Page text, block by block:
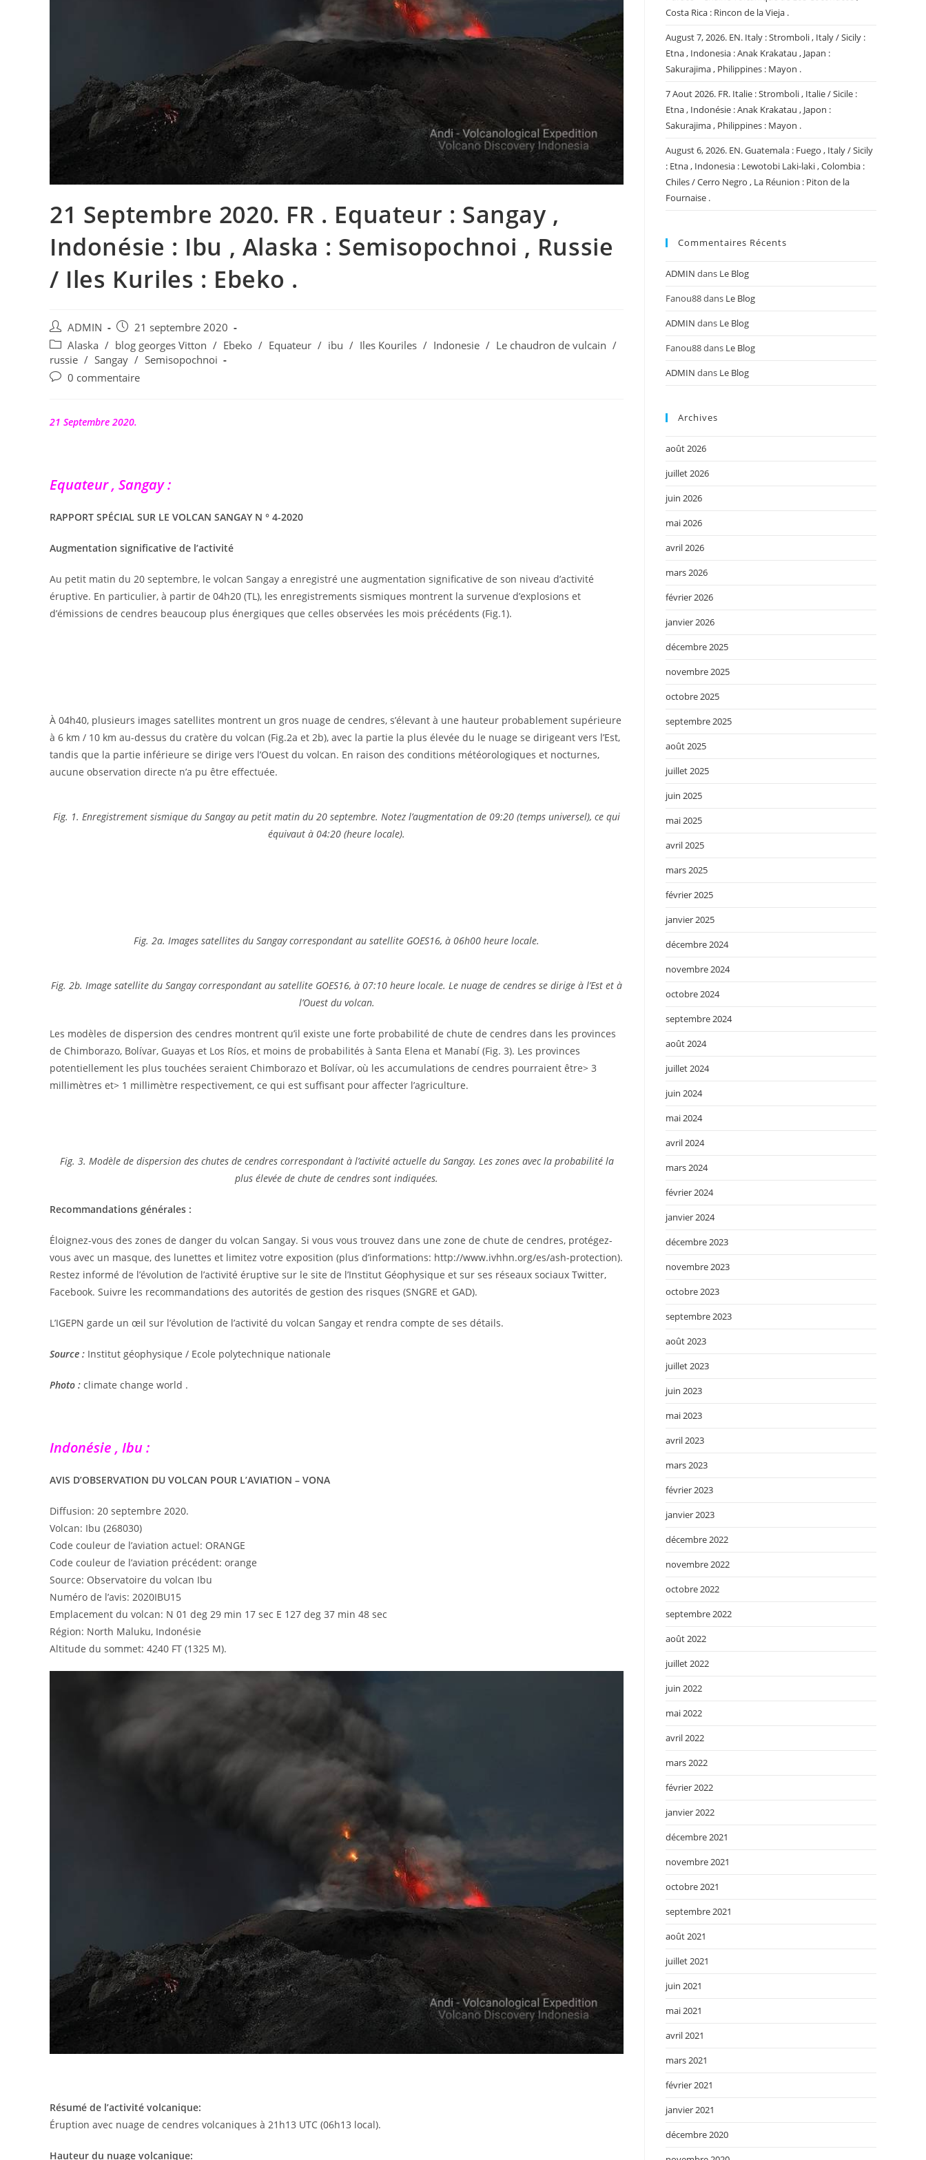
21 Septembre 2020. FR . Equateur : Sangay ,
Indonésie : Ibu , Alaska : Semisopochnoi , Russie
/ Iles Kuriles : Ebeko .
Auteur/autrice
de
la
publication :
ADMIN
Publication
publiée :
21 septembre 2020
Post
category:
Alaska / blog georges Vitton / Ebeko / Equateur / ibu / Iles Kouriles / Indonesie / Le chaudron de vulcain /
russie / Sangay / Semisopochnoi
Commentaires
publication :
0 commentaire
21 Septembre 2020.
Equateur , Sangay :
RAPPORT SPÉCIAL SUR LE VOLCAN SANGAY N ° 4-2020
Augmentation significative de l’activité
Au petit matin du 20 septembre, le volcan Sangay a enregistré une augmentation significative de son niveau d’activité
éruptive. En particulier, à partir de 04h20 (TL), les enregistrements sismiques montrent la survenue d’explosions et
d’émissions de cendres beaucoup plus énergiques que celles observées les mois précédents (Fig.1).
À 04h40, plusieurs images satellites montrent un gros nuage de cendres, s’élevant à une hauteur probablement supérieure
à 6 km / 10 km au-dessus du cratère du volcan (Fig.2a et 2b), avec la partie la plus élevée du le nuage se dirigeant vers l’Est,
tandis que la partie inférieure se dirige vers l’Ouest du volcan. En raison des conditions météorologiques et nocturnes,
aucune observation directe n’a pu être effectuée.
Fig. 1. Enregistrement sismique du Sangay au petit matin du 20 septembre. Notez l’augmentation de 09:20 (temps universel), ce qui
équivaut à 04:20 (heure locale).
Fig. 2a. Images satellites du Sangay correspondant au satellite GOES16, à 06h00 heure locale.
Fig. 2b. Image satellite du Sangay correspondant au satellite GOES16, à 07:10 heure locale. Le nuage de cendres se dirige à l’Est et à
l’Ouest du volcan.
Les modèles de dispersion des cendres montrent qu’il existe une forte probabilité de chute de cendres dans les provinces
de Chimborazo, Bolívar, Guayas et Los Ríos, et moins de probabilités à Santa Elena et Manabí (Fig. 3). Les provinces
potentiellement les plus touchées seraient Chimborazo et Bolívar, où les accumulations de cendres pourraient être> 3
millimètres et> 1 millimètre respectivement, ce qui est suffisant pour affecter l’agriculture.
Fig. 3. Modèle de dispersion des chutes de cendres correspondant à l’activité actuelle du Sangay. Les zones avec la probabilité la
plus élevée de chute de cendres sont indiquées.
Recommandations générales :
Éloignez-vous des zones de danger du volcan Sangay. Si vous vous trouvez dans une zone de chute de cendres, protégez-
vous avec un masque, des lunettes et limitez votre exposition (plus d’informations: http://www.ivhhn.org/es/ash-protection).
Restez informé de l’évolution de l’activité éruptive sur le site de l’Institut Géophysique et sur ses réseaux sociaux Twitter,
Facebook. Suivre les recommandations des autorités de gestion des risques (SNGRE et GAD).
L’IGEPN garde un œil sur l’évolution de l’activité du volcan Sangay et rendra compte de ses détails.
Source : Institut géophysique / Ecole polytechnique nationale
Photo : climate change world .
Indonésie , Ibu :
AVIS D’OBSERVATION DU VOLCAN POUR L’AVIATION – VONA
Diffusion: 20 septembre 2020.
Volcan: Ibu (268030)
Code couleur de l’aviation actuel: ORANGE
Code couleur de l’aviation précédent: orange
Source: Observatoire du volcan Ibu
Numéro de l’avis: 2020IBU15
Emplacement du volcan: N 01 deg 29 min 17 sec E 127 deg 37 min 48 sec
Région: North Maluku, Indonésie
Altitude du sommet: 4240 FT (1325 M).
Résumé de l’activité volcanique:
Éruption avec nuage de cendres volcaniques à 21h13 UTC (06h13 local).
Hauteur du nuage volcanique:
Costa Rica : Rincon de la Vieja .
August 7, 2026. EN. Italy : Stromboli , Italy / Sicily :
Etna , Indonesia : Anak Krakatau , Japan :
Sakurajima , Philippines : Mayon .
7 Aout 2026. FR. Italie : Stromboli , Italie / Sicile :
Etna , Indonésie : Anak Krakatau , Japon :
Sakurajima , Philippines : Mayon .
August 6, 2026. EN. Guatemala : Fuego , Italy / Sicily
: Etna , Indonesia : Lewotobi Laki-laki , Colombia :
Chiles / Cerro Negro , La Réunion : Piton de la
Fournaise .
Commentaires Récents
ADMIN dans Le Blog
Fanou88dans Le Blog
ADMIN dans Le Blog
Fanou88dans Le Blog
ADMIN dans Le Blog
Archives
août 2026
juillet 2026
juin 2026
mai 2026
avril 2026
mars 2026
février 2026
janvier 2026
décembre 2025
novembre 2025
octobre 2025
septembre 2025
août 2025
juillet 2025
juin 2025
mai 2025
avril 2025
mars 2025
février 2025
janvier 2025
décembre 2024
novembre 2024
octobre 2024
septembre 2024
août 2024
juillet 2024
juin 2024
mai 2024
avril 2024
mars 2024
février 2024
janvier 2024
décembre 2023
novembre 2023
octobre 2023
septembre 2023
août 2023
juillet 2023
juin 2023
mai 2023
avril 2023
mars 2023
février 2023
janvier 2023
décembre 2022
novembre 2022
octobre 2022
septembre 2022
août 2022
juillet 2022
juin 2022
mai 2022
avril 2022
mars 2022
février 2022
janvier 2022
décembre 2021
novembre 2021
octobre 2021
septembre 2021
août 2021
juillet 2021
juin 2021
mai 2021
avril 2021
mars 2021
février 2021
janvier 2021
décembre 2020